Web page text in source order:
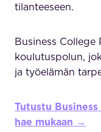
tilanteeseen.
Business College
koulutuspolun,
ja työelämän
Tutustu
hae mukaan →